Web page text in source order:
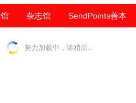
杂志馆 SendPoints善本
努力加载中，请稍后...